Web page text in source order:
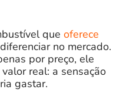
que oferece
no mercado.
por preço, ele
real: a sensação
gastar.